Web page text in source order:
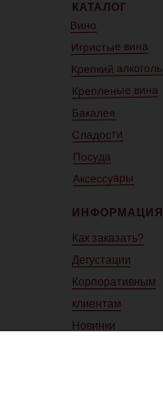
КАТАЛОГ
Вино
Игристые вина
Крепкий алкоголь
Крепленые вина
Бакалея
Сладости
Посуда
Аксессуары
ИНФОРМАЦИЯ
Как заказать?
Дегустации
Корпоративным
клиентам
Новинки